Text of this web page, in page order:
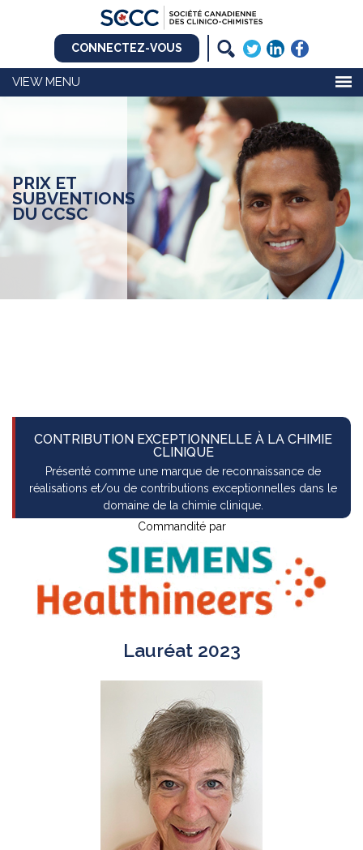
CONNECTEZ-VOUS
MENU
PRIX ET
SUBVENTIONS
DU CCSC
CONTRIBUTION EXCEPTIONNELLE À LA CHIMIE
CLINIQUE
Présenté comme une marque de reconnaissance de
réalisations et/ou de contributions exceptionnelles dans le
domaine de la chimie clinique.
Commandité par
Lauréat 2023